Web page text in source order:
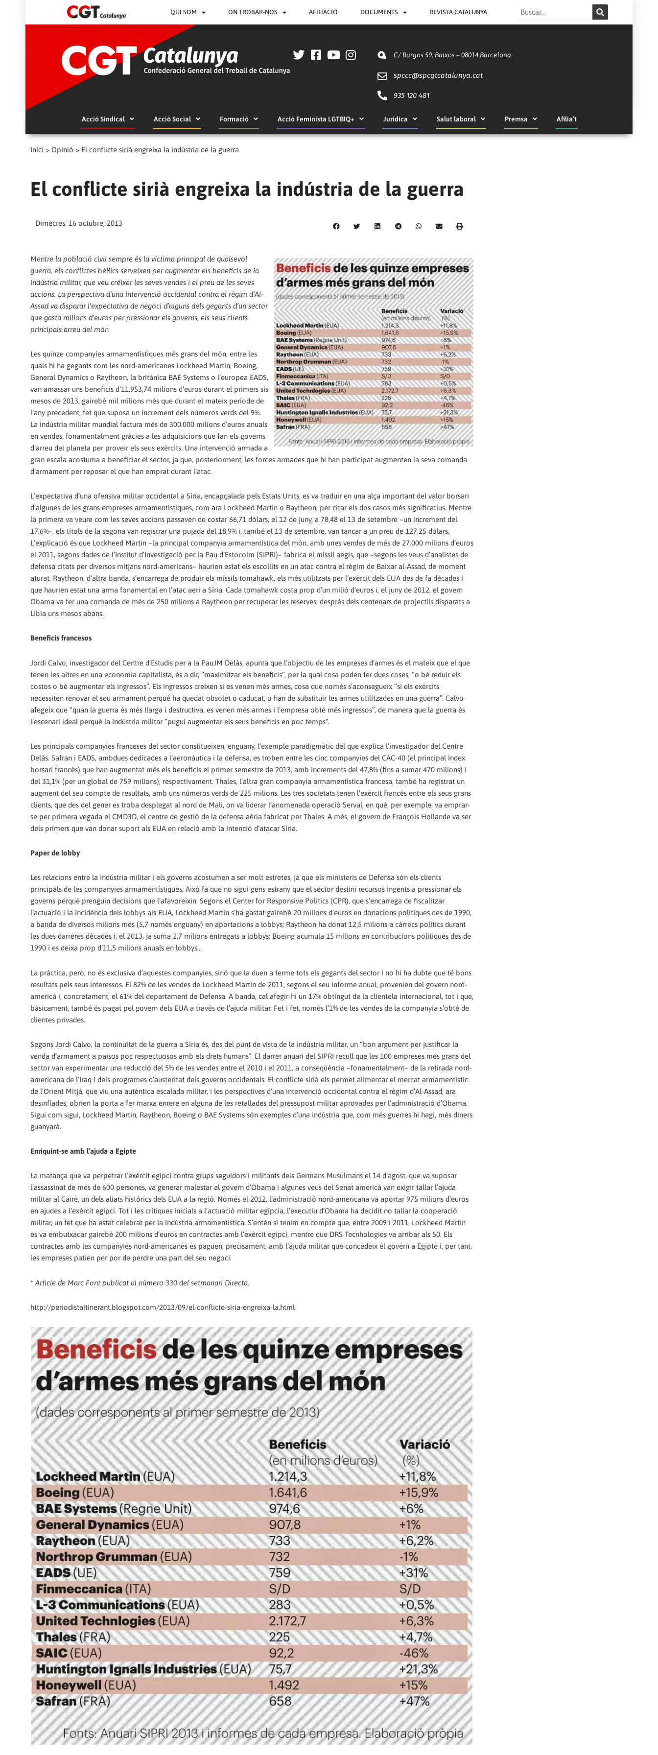
QUI SOM ON TROBAR-NOS AFILIACIÓ DOCUMENTS REVISTA CATALUNYA Search
C/ Burgos 59, Baixos – 08014 Barcelona
spccc@spcgtcatalunya.cat
935 120 481
Acció Sindical Acció Social Formació Acció Feminista LGTBIQ+ Jurídica Salut laboral Premsa Afilia’t
Inici > Opinió > El conflicte sirià engreixa la indústria de la guerra
El conflicte sirià engreixa la indústria de la guerra
Dimecres, 16 octubre, 2013
Mentre la població civil sempre és la víctima principal de qualsevol
guerra, els conflictes bèl·lics serveixen per augmentar els beneficis de la
indústria militar, que veu créixer les seves vendes i el preu de les seves
accions. La perspectiva d’una intervenció occidental contra el règim d’Al-
Assad va disparar l’expectativa de negoci d’alguns dels gegants d’un sector
que gasta milions d’euros per pressionar els governs, els seus clients
principals arreu del món
Les quinze companyies armamentístiques més grans del món, entre les
quals hi ha gegants com les nord-americanes Lockheed Martin, Boeing,
General Dynamics o Raytheon, la britànica BAE Systems o l’europea EADS,
van amassar uns beneficis d’11.953,74 milions d’euros durant el primers sis
mesos de 2013, gairebé mil milions més que durant el mateix període de
l’any precedent, fet que suposa un increment dels números verds del 9%.
La indústria militar mundial factura més de 300.000 milions d’euros anuals
en vendes, fonamentalment gràcies a les adquisicions que fan els governs
d’arreu del planeta per proveir els seus exèrcits. Una intervenció armada a
gran escala acostuma a beneficiar el sector, ja que, posteriorment, les forces armades que hi han participat augmenten la seva comanda
d’armament per reposar el que han emprat durant l’atac.
L’expectativa d’una ofensiva militar occidental a Síria, encapçalada pels Estats Units, es va traduir en una alça important del valor borsari
d’algunes de les grans empreses armamentístiques, com ara Lockheed Martin o Raytheon, per citar els dos casos més significatius. Mentre
la primera va veure com les seves accions passaven de costar 66,71 dòlars, el 12 de juny, a 78,48 el 13 de setembre –un increment del
17,6%–, els títols de la segona van registrar una pujada del 18,9% i, també el 13 de setembre, van tancar a un preu de 127,25 dòlars.
L’explicació és que Lockheed Martin –la principal companyia armamentística del món, amb unes vendes de més de 27.000 milions d’euros
el 2011, segons dades de l’Institut d’Investigació per la Pau d’Estocolm (SIPRI)– fabrica el míssil aegis, que –segons les veus d’analistes de
defensa citats per diversos mitjans nord-americans– haurien estat els escollits en un atac contra el règim de Baixar al-Assad, de moment
aturat. Raytheon, d’altra banda, s’encarrega de produir els míssils tomahawk, els més utilitzats per l’exèrcit dels EUA des de fa dècades i
que haurien estat una arma fonamental en l’atac aeri a Síria. Cada tomahawk costa prop d’un milió d’euros i, el juny de 2012, el govern
Obama va fer una comanda de més de 250 milions a Raytheon per recuperar les reserves, després dels centenars de projectils disparats a
Líbia uns mesos abans.
Beneficis francesos
Jordi Calvo, investigador del Centre d’Estudis per a la PauJM Delàs, apunta que l’objectiu de les empreses d’armes és el mateix que el que
tenen les altres en una economia capitalista, és a dir, “maximitzar els beneficis”, per la qual cosa poden fer dues coses, “o bé reduir els
costos o bé augmentar els ingressos”. Els ingressos creixen si es venen més armes, cosa que només s’aconsegueix “si els exèrcits
necessiten renovar el seu armament perquè ha quedat obsolet o caducat, o han de substituir les armes utilitzades en una guerra”. Calvo
afegeix que “quan la guerra és més llarga i destructiva, es venen més armes i l’empresa obté més ingressos”, de manera que la guerra és
l’escenari ideal perquè la indústria militar “pugui augmentar els seus beneficis en poc temps”.
Les principals companyies franceses del sector constitueixen, enguany, l’exemple paradigmàtic del que explica l’investigador del Centre
Delàs. Safran i EADS, ambdues dedicades a l’aeronàutica i la defensa, es troben entre les cinc companyies del CAC-40 (el principal índex
borsari francès) que han augmentat més els beneficis el primer semestre de 2013, amb increments del 47,8% (fins a sumar 470 milions) i
del 31,1% (per un global de 759 milions), respectivament. Thales, l’altra gran companyia armamentística francesa, també ha registrat un
augment del seu compte de resultats, amb uns números verds de 225 milions. Les tres societats tenen l’exèrcit francès entre els seus grans
clients, que des del gener es troba desplegat al nord de Mali, on va liderar l’anomenada operació Serval, en què, per exemple, va emprar-
se per primera vegada el CMD3D, el centre de gestió de la defensa aèria fabricat per Thales. A més, el govern de François Hollande va ser
dels primers que van donar suport als EUA en relació amb la intenció d’atacar Síria.
Paper de lobby
Les relacions entre la indústria militar i els governs acostumen a ser molt estretes, ja que els ministeris de Defensa són els clients
principals de les companyies armamentístiques. Això fa que no sigui gens estrany que el sector destini recursos ingents a pressionar els
governs perquè prenguin decisions que l’afavoreixin. Segons el Center for Responsive Politics (CPR), que s’encarrega de fiscalitzar
l’actuació i la incidència dels lobbys als EUA, Lockheed Martin s’ha gastat gairebé 20 milions d’euros en donacions polítiques des de 1990,
a banda de diversos milions més (5,7 només enguany) en aportacions a lobbys; Raytheon ha donat 12,5 milions a càrrecs polítics durant
les dues darreres dècades i, el 2013, ja suma 2,7 milions entregats a lobbys; Boeing acumula 15 milions en contribucions polítiques des de
1990 i es deixa prop d’11,5 milions anuals en lobbys...
La pràctica, però, no és exclusiva d’aquestes companyies, sinó que la duen a terme tots els gegants del sector i no hi ha dubte que té bons
resultats pels seus interessos. El 82% de les vendes de Lockheed Martin de 2011, segons el seu informe anual, provenien del govern nord-
americà i, concretament, el 61% del departament de Defensa. A banda, cal afegir-hi un 17% obtingut de la clientela internacional, tot i que,
bàsicament, també és pagat pel govern dels EUA a través de l’ajuda militar. Fet i fet, només l’1% de les vendes de la companyia s’obté de
clientes privades.
Segons Jordi Calvo, la continuïtat de la guerra a Síria és, des del punt de vista de la indústria militar, un “bon argument per justificar la
venda d’armament a països poc respectuosos amb els drets humans”. El darrer anuari del SIPRI recull que les 100 empreses més grans del
sector van experimentar una reducció del 5% de les vendes entre el 2010 i el 2011, a conseqüència –fonamentalment– de la retirada nord-
americana de l’Iraq i dels programes d’austeritat dels governs occidentals. El conflicte sirià els permet alimentar el mercat armamentístic
de l’Orient Mitjà, que viu una autèntica escalada militar, i les perspectives d’una intervenció occidental contra el règim d’Al-Assad, ara
desinflades, obrien la porta a fer marxa enrere en alguna de les retallades del pressupost militar aprovades per l’administració d’Obama.
Sigui com sigui, Lockheed Martin, Raytheon, Boeing o BAE Systems són exemples d’una indústria que, com més guerres hi hagi, més diners
guanyarà.
Enriquint-se amb l’ajuda a Egipte
La matança que va perpetrar l’exèrcit egipci contra grups seguidors i militants dels Germans Musulmans el 14 d’agost, que va suposar
l’assassinat de més de 600 persones, va generar malestar al govern d’Obama i algunes veus del Senat americà van exigir tallar l’ajuda
militar al Caire, un dels aliats històrics dels EUA a la regió. Només el 2012, l’administració nord-americana va aportar 975 milions d’euros
en ajudes a l’exèrcit egipci. Tot i les crítiques inicials a l’actuació militar egípcia, l’executiu d’Obama ha decidit no tallar la cooperació
militar, un fet que ha estat celebrat per la indústria armamentística. S’entén si tenim en compte que, entre 2009 i 2011, Lockheed Martin
es va embutxacar gairebé 200 milions d’euros en contractes amb l’exèrcit egipci, mentre que DRS Tecnhologies va arribar als 50. Els
contractes amb les companyies nord-americanes es paguen, precisament, amb l’ajuda militar que concedeix el govern a Egipte i, per tant,
les empreses patien per por de perdre una part del seu negoci.
* Article de Marc Font publicat al número 330 del setmanari Directa.
http://periodistaitinerant.blogspot.com/2013/09/el-conflicte-siria-engreixa-la.html